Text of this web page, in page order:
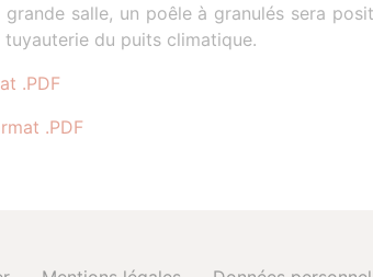
grande salle, un poêle à granulés sera
tuyauterie du puits climatique.
.PDF
.PDF